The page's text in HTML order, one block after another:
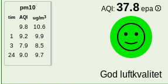
pm10
tim AQI ug/m3
9.8
10.6
1
9.2
9.9
3
7.9
8.5
24
9.0 9.7
AQI: 37.8 epa
God luftkvalitet